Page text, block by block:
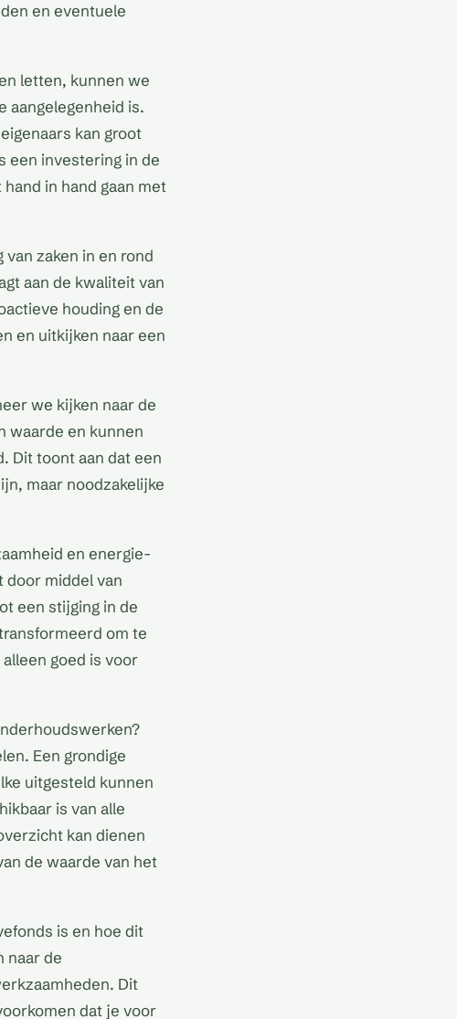
en eventuele
letten, kunnen we
aangelegenheid is.
kan groot
een investering in de
in hand gaan met
zaken in en rond
aan de kwaliteit van
houding en de
en uitkijken naar een
we kijken naar de
waarde en kunnen
Dit toont aan dat een
maar noodzakelijke
en energie-
middel van
een stijging in de
om te
goed is voor
Een grondige
uitgesteld kunnen
is van alle
kan dienen
de waarde van het
is en hoe dit
naar de
Dit
dat je voor